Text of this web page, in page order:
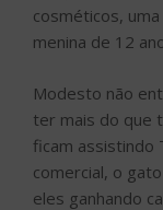
cosméticos,
menina de 12
Modesto não
ter mais do que
ficam assistindo
comercial, o
eles ganhando